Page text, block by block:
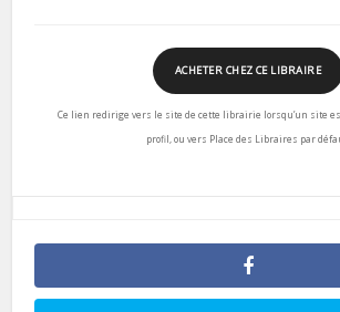
ACHETER CHEZ CE LIBRAIRE
Ce lien redirige vers le site de cette librairie lorsqu’un site
profil, ou vers Place des Libraires par